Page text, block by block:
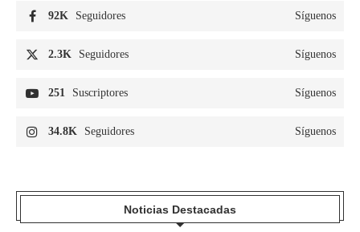
92K Seguidores Síguenos
2.3K Seguidores Síguenos
251 Suscriptores Síguenos
34.8K Seguidores Síguenos
Noticias Destacadas